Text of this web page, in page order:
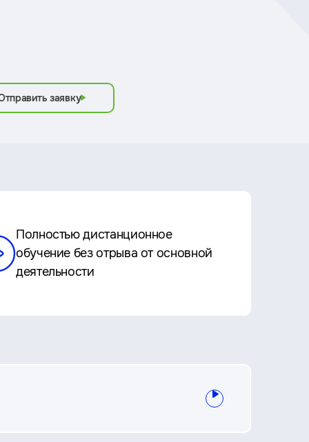
заявку
Полностью дистанционное
обучение без отрыва от основной
деятельности